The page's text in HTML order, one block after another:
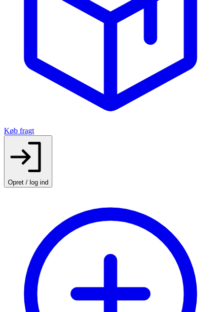
Køb fragt
Opret / log ind